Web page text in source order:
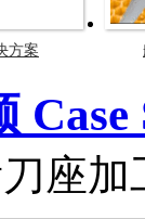
方案
Case
座加